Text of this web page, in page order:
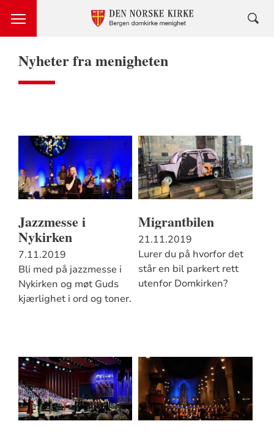
Nyheter fra menigheten
Jazzmesse i
Nykirken
7.11.2019
Bli med på jazzmesse i
Nykirken og møt Guds
kjærlighet i ord og toner.
Migrantbilen
21.11.2019
Lurer du på hvorfor det
står en bil parkert rett
utenfor Domkirken?